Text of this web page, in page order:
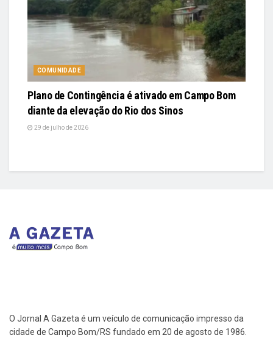
COMUNIDADE
Plano de Contingência é ativado em Campo Bom
diante da elevação do Rio dos Sinos
29 de julho de 2026
O Jornal A Gazeta é um veículo de comunicação impresso da
cidade de Campo Bom/RS fundado em 20 de agosto de 1986.